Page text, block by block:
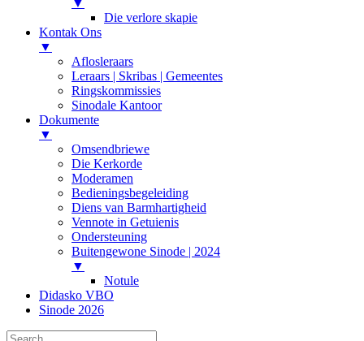
▼
Die verlore skapie
Kontak Ons
▼
Aflosleraars
Leraars | Skribas | Gemeentes
Ringskommissies
Sinodale Kantoor
Dokumente
▼
Omsendbriewe
Die Kerkorde
Moderamen
Bedieningsbegeleiding
Diens van Barmhartigheid
Vennote in Getuienis
Ondersteuning
Buitengewone Sinode | 2024
▼
Notule
Didasko VBO
Sinode 2026